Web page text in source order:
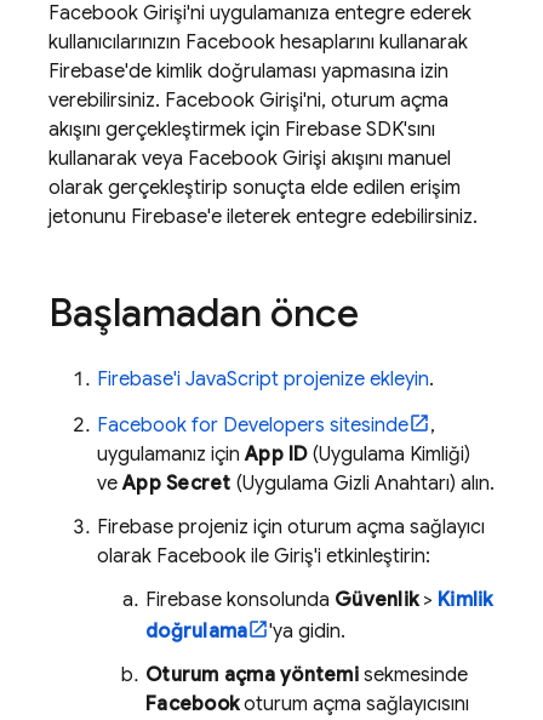
Facebook Girişi'ni uygulamanıza entegre ederek
kullanıcılarınızın Facebook hesaplarını kullanarak
Firebase'de kimlik doğrulaması yapmasına izin
verebilirsiniz. Facebook Girişi'ni, oturum açma
akışını gerçekleştirmek için Firebase SDK'sını
kullanarak veya Facebook Girişi akışını manuel
olarak gerçekleştirip sonuçta elde edilen erişim
jetonunu Firebase'e ileterek entegre edebilirsiniz.
Başlamadan önce
Firebase'i JavaScript projenize ekleyin.
Facebook for Developers sitesinde
,
uygulamanız içinApp ID(Uygulama Kimliği)
veApp Secret (Uygulama Gizli Anahtarı) alın.
Firebase projeniz için oturum açma sağlayıcı
olarak Facebook ile Giriş'i etkinleştirin:
Firebase konsolunda Güvenlik> Kimlik
doğrulama
'ya gidin.
Oturum açma yöntemisekmesinde
Facebookoturum açma sağlayıcısını